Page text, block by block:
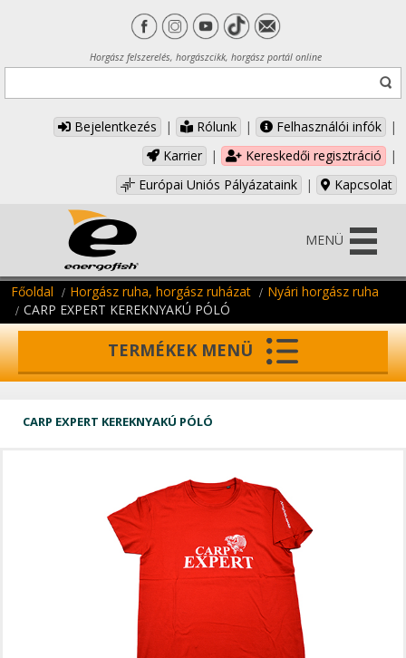
Horgász felszerelés, horgászcikk, horgász portál online
Bejelentkezés | Rólunk | Felhasználói infók
|
Karrier
| Kereskedői regisztráció
|
Európai Uniós Pályázataink
| Kapcsolat
MENÜ
Főoldal Horgász ruha, horgász ruházat
Nyári horgász ruha
CARP EXPERT KEREKNYAKÚ PÓLÓ
TERMÉKEK MENÜ
CARP EXPERT KEREKNYAKÚ PÓLÓ